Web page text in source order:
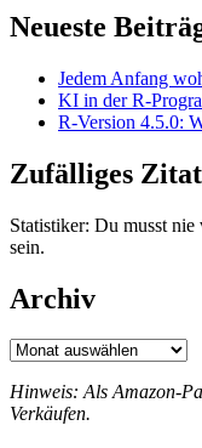
Neueste
Jedem Anfang
KI in der R-
R-Version 4.5.0:
Zufälliges Zitat
Statistiker: Du musst
sein.
Archiv
Archiv
Hinweis: Als Amazon-
Verkäufen.